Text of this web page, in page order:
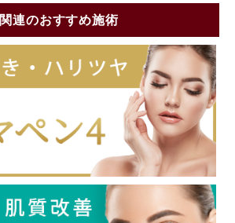
関連のおすすめ施術